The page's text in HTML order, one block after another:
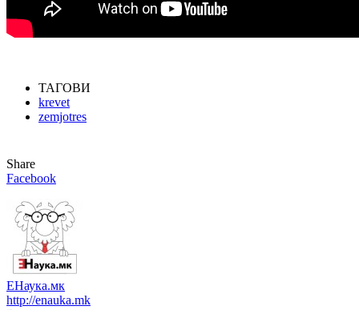
ТАГОВИ
krevet
zemjotres
Share
Facebook
ЕНаука.мк
http://enauka.mk